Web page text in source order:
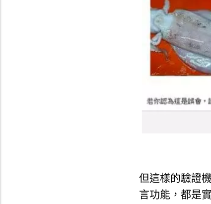
但這樣的驗證機
言功能，都是